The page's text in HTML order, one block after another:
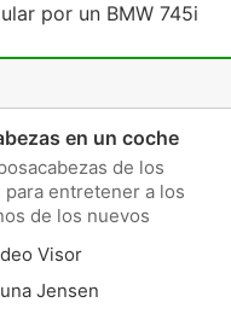
por un BMW 745i
en un coche
de los
entretener a los
de los nuevos
instrucciones
Visor
Jensen